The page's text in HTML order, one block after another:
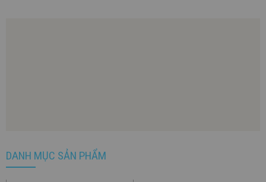
DANH MỤC SẢN PHẨM